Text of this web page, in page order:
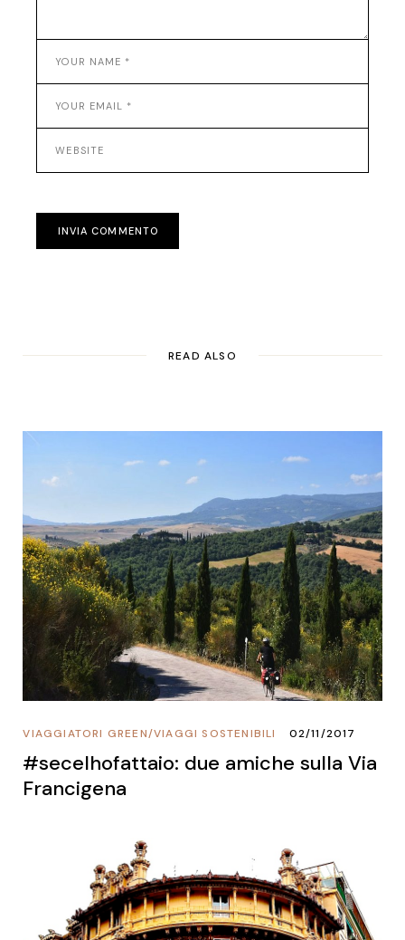
INVIA COMMENTO
READ ALSO
VIAGGI SOSTENIBILI
/
VIAGGIATORI GREEN 02/11/2017
#secelhofattaio: due amiche sulla Via
Francigena